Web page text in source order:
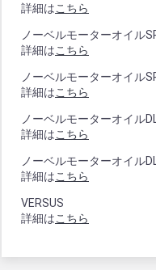
詳細はこちら
ノーベルモーターオイル
詳細はこちら
ノーベルモーターオイル
詳細はこちら
ノーベルモーターオイル
詳細はこちら
ノーベルモーターオイル
詳細はこちら
VERSUS
詳細はこちら